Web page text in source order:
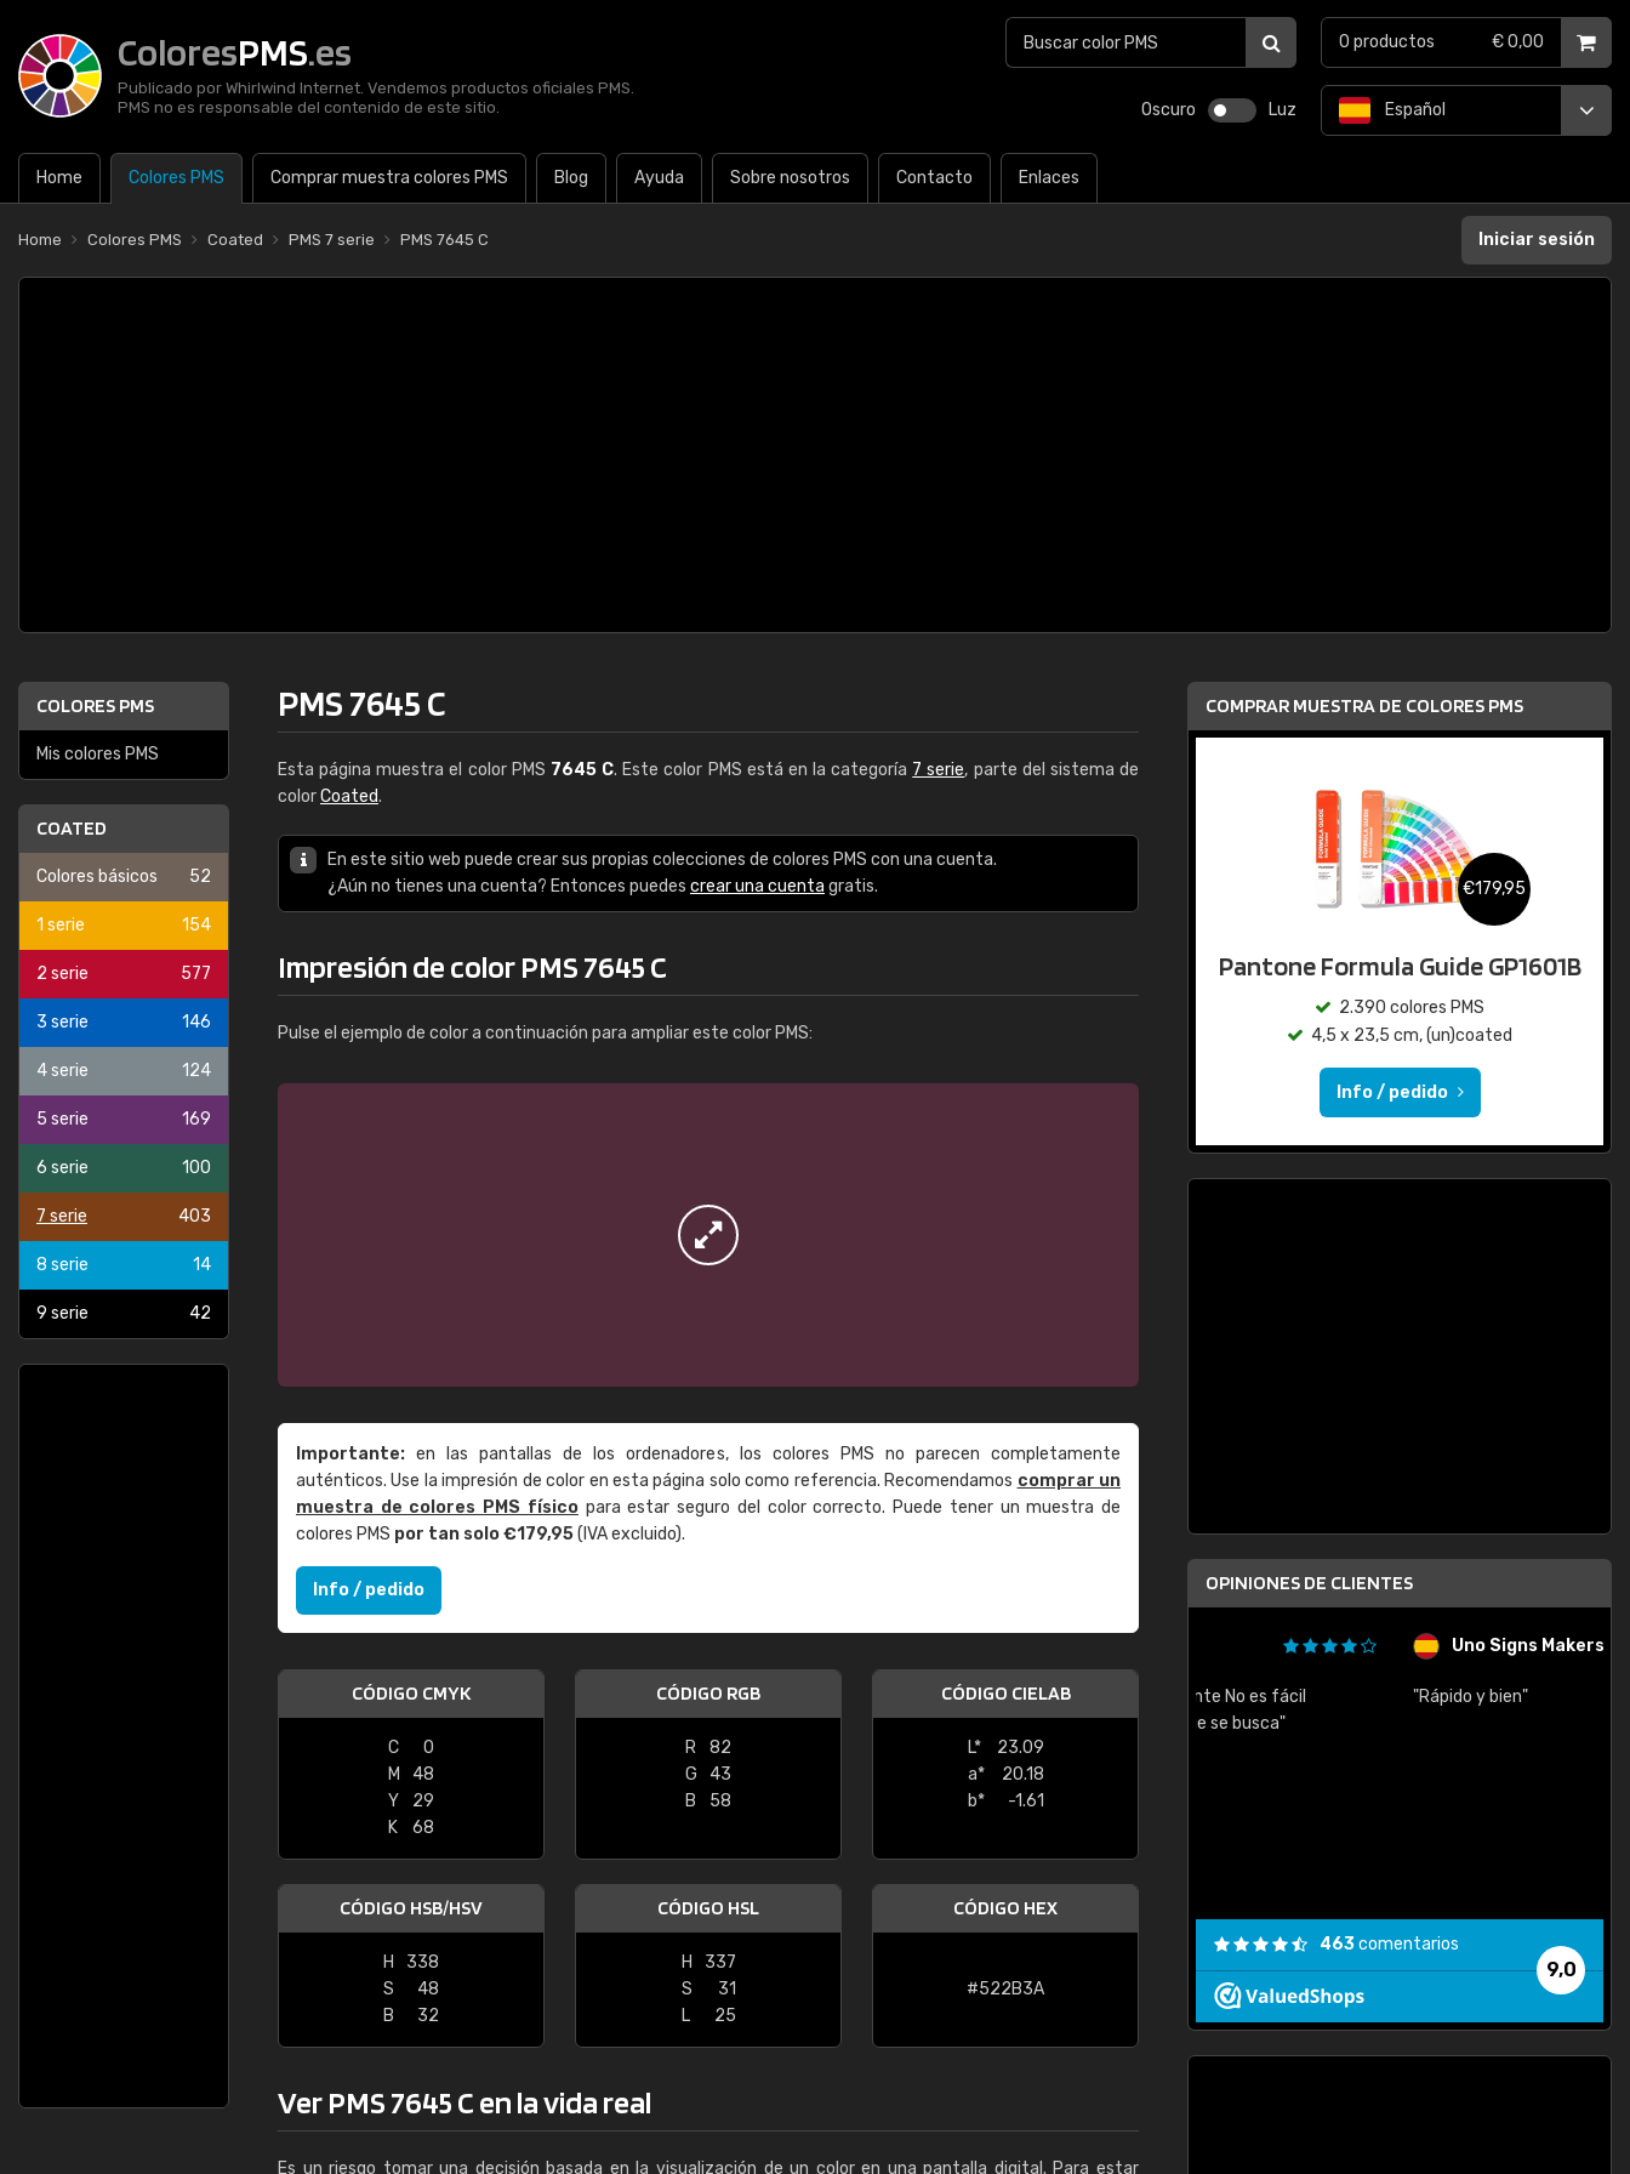
ColoresPMS.es
Publicado por Whirlwind Internet. Vendemos productos oficiales PMS.
PMS no es responsable del contenido de este sitio.
Oscuro Luz
Home Colores PMS Comprar muestra colores PMS Blog Ayuda Sobre nosotros Contacto Enlaces
Español
0 productos € 0,00
Home Colores PMS Coated PMS 7 serie PMS 7645 C Iniciar sesión
COLORES PMS
Mis colores PMS
COATED
Colores básicos 52
1 serie 154
2 serie 577
3 serie 146
4 serie 124
5 serie 169
6 serie 100
7 serie 403
8 serie 14
9 serie 42
PMS 7645 C
Esta página muestra el color PMS 7645 C. Este color PMS está en la categoría 7 serie, parte del sistema de
colorCoated.
En este sitio web puede crear sus propias colecciones de colores PMS con una cuenta.
¿Aún no tienes una cuenta? Entonces puedes crear una cuenta gratis.
Impresión de color PMS 7645 C
Pulse el ejemplo de color a continuación para ampliar este color PMS:
Importante: en las pantallas de los ordenadores, los colores PMS no parecen completamente
auténticos. Use la impresión de color en esta página solo como referencia. Recomendamos comprar un
muestra de colores PMS físicopara estar seguro del color correcto. Puede tener un muestra de
colores PMS por tan solo €179,95(IVA excluido).
Info / pedido
CÓDIGO CMYK
C
0
M
48
Y
29
K
68
CÓDIGO RGB
R
82
G
43
B
58
CÓDIGO CIELAB
L*
23.09
a*
20.18
b*
-1.61
CÓDIGO HSB/HSV
H
338
S
48
B
32
CÓDIGO HSL
H
337
S
31
L
25
CÓDIGO HEX
#522B3A
Ver PMS 7645 C en la vida real
Es un riesgo tomar una decisión basada en la visualización de un color en una pantalla digital. Para estar
COMPRAR MUESTRA DE COLORES PMS
€179,95
Pantone Formula Guide GP1601B
2.390 colores PMS
4,5 x 23,5 cm, (un)coated
Info / pedido
OPINIONES DE CLIENTES
"Buen servicio. No obstante No es fácil
encontrar/comprar lo que se busca"
Uno Signs Makers, S.L.
"Rápido y bien"
9,0
463comentarios